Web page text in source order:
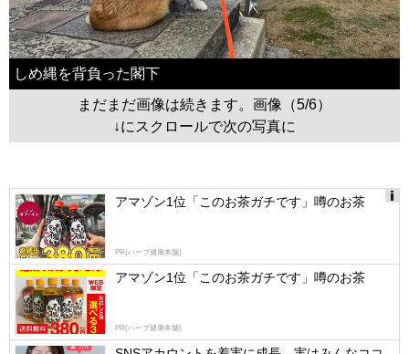
しめ縄を背負った閣下
まだまだ画像は続きます。画像（5/6）
↓にスクロールで次の写真に
アマゾン1位「このお茶ガチです」噂のお茶
PR(ハーブ健康本舗)
アマゾン1位「このお茶ガチです」噂のお茶
PR(ハーブ健康本舗)